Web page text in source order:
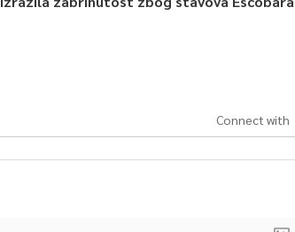
Connect with